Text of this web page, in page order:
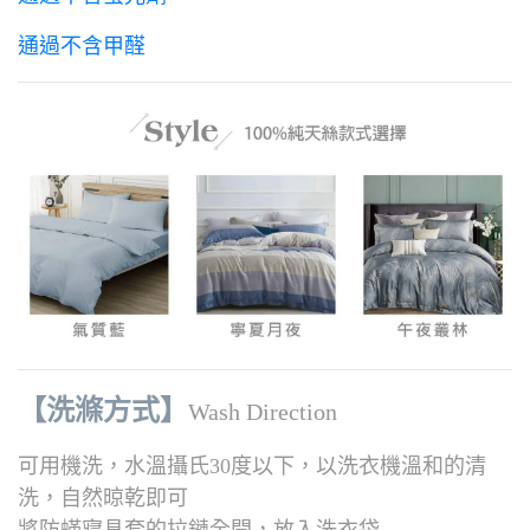
通過不含甲醛
【洗滌方式】 Wash Direction
可用機洗，水溫攝氏30度以下，以洗衣機溫和的清
洗，自然晾乾即可